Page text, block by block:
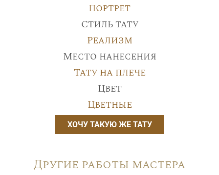
Портрет
Стиль тату
Реализм
Место нанесения
Тату на плече
Цвет
Цветные
ХОЧУ ТАКУЮ ЖЕ ТАТУ
Другие работы мастера